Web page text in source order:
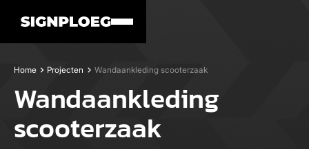
Home Projecten Wandaankleding scooterzaak
Wandaankleding
scooterzaak